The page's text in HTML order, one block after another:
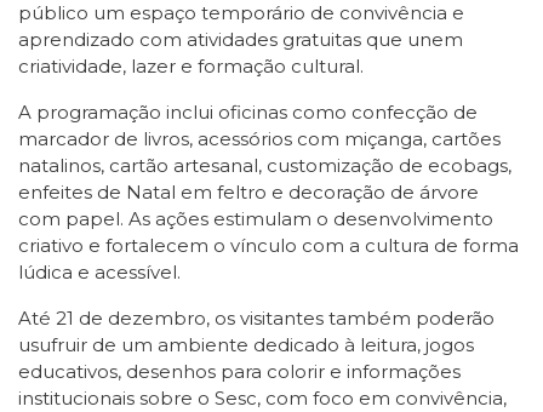
público um espaço temporário de convivência e
aprendizado com atividades gratuitas que unem
criatividade, lazer e formação cultural.
A programação inclui oficinas como confecção de
marcador de livros, acessórios com miçanga, cartões
natalinos, cartão artesanal, customização de ecobags,
enfeites de Natal em feltro e decoração de árvore
com papel. As ações estimulam o desenvolvimento
criativo e fortalecem o vínculo com a cultura de forma
lúdica e acessível.
Até 21 de dezembro, os visitantes também poderão
usufruir de um ambiente dedicado à leitura, jogos
educativos, desenhos para colorir e informações
institucionais sobre o Sesc, com foco em convivência,